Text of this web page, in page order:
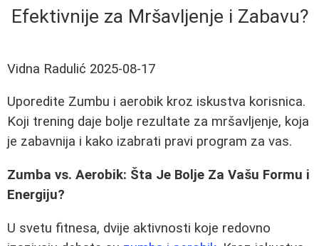
Efektivnije za Mršavljenje i Zabavu?
Vidna Radulić 2025-08-17
Uporedite Zumbu i aerobik kroz iskustva korisnica.
Koji trening daje bolje rezultate za mršavljenje, koja
je zabavnija i kako izabrati pravi program za vas.
Zumba vs. Aerobik: Šta Je Bolje Za Vašu Formu i
Energiju?
U svetu fitnesa, dvije aktivnosti koje redovno